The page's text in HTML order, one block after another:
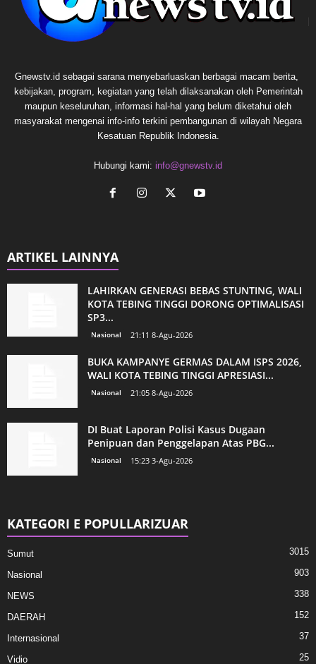
Gnewstv.id sebagai sarana menyebarluaskan berbagai macam berita,
kebijakan, program, kegiatan yang telah dilaksanakan oleh Pemerintah
maupun keseluruhan, informasi hal-hal yang belum diketahui oleh
masyarakat mengenai info-info terkini pembangunan di wilayah Negara
Kesatuan Republik Indonesia.
Hubungi kami: info@gnewstv.id
ARTIKEL LAINNYA
LAHIRKAN GENERASI BEBAS STUNTING, WALI
KOTA TEBING TINGGI DORONG OPTIMALISASI
SP3...
Nasional 21:11 8-Agu-2026
BUKA KAMPANYE GERMAS DALAM ISPS 2026,
WALI KOTA TEBING TINGGI APRESIASI...
Nasional 21:05 8-Agu-2026
DI Buat Laporan Polisi Kasus Dugaan
Penipuan dan Penggelapan Atas PBG...
Nasional 15:23 3-Agu-2026
KATEGORI E POPULLARIZUAR
Sumut 3015
Nasional 903
NEWS 338
DAERAH 152
Internasional 37
Vidio 25